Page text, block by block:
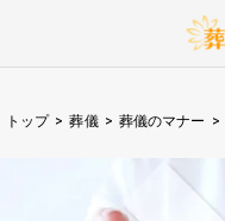
トップ > 葬儀 > 葬儀のマナー >